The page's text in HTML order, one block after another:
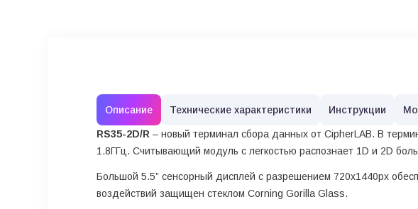
Описание Технические характеристики Инструкции
RS35-2D/R – новый терминал сбора данных от CipherLAB. В
1.8ГГц. Считывающий модуль с легкостью распознает 1D и 2D
Большой 5.5” сенсорный дисплей с разрешением 720х1440px
воздействий защищен стеклом Corning Gorilla Glass.